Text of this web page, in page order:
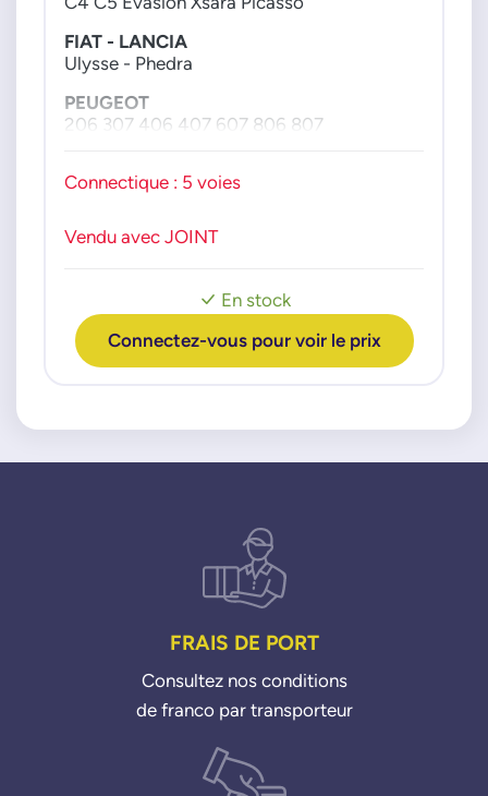
000019491A
1626JF
1628JF
19491A
En stock
Connectez-vous pour voir le prix
FIAT - LANCIA
Ulysse - Phedra
PEUGEOT
206 307 406 407 607 806 807
Connectique : 5 voies
Vendu avec JOINT
FRAIS DE PORT
Consultez nos conditions
de franco par transporteur